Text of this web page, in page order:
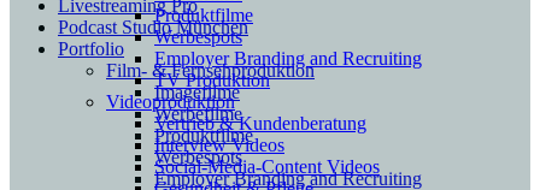
Produktfilme
Werbespots
Employer Branding and Recruiting
TV Produktion
Videoproduktion
Vertrieb & Kundenberatung
Interview Videos
Social-Media-Content Videos
Livestreaming Pro
Podcast Studio München
Portfolio
Film- & Fernsehproduktion
Imagefilme
Werbefilme
Produktfilme
Werbespots
Employer Branding and Recruiting